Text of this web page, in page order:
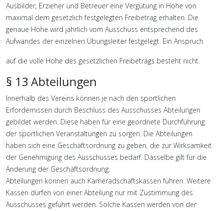
Ausbilder, Erzieher und Betreuer eine Vergütung in Höhe von
maximal dem gesetzlich festgelegten Freibetrag erhalten. Die
genaue Höhe wird jährlich vom Ausschuss entsprechend des
Aufwandes der einzelnen Übungsleiter festgelegt. Ein Anspruch
auf die volle Höhe des gesetzlichen Freibetrags besteht nicht.
§ 13 Abteilungen
Innerhalb des Vereins können je nach den sportlichen
Erfordernissen durch Beschluss des Ausschusses Abteilungen
gebildet werden. Diese haben für eine geordnete Durchführung
der sportlichen Veranstaltungen zu sorgen. Die Abteilungen
haben sich eine Geschäftsordnung zu geben, die zur Wirksamkeit
der Genehmigung des Ausschusses bedarf. Dasselbe gilt für die
Änderung der Geschäftsordnung.
Abteilungen können auch Kameradschaftskassen führen. Weitere
Kassen dürfen von einer Abteilung nur mit Zustimmung des
Ausschusses geführt werden. Solche Kassen werden von der